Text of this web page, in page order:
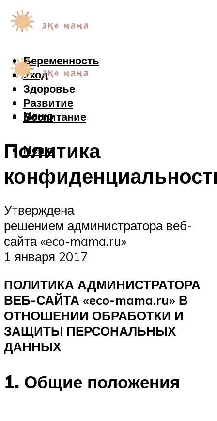
Беременность
Уход
Здоровье
Развитие
Воспитание
Меню
Меню
Политика
Утверждена
решением администратора веб-
сайта «eco-mama.ru»
1 января 2017
ПОЛИТИКА АДМИНИСТРАТОРА
ВЕБ-САЙТА «eco-mama.ru» В
ОТНОШЕНИИ ОБРАБОТКИ И
ЗАЩИТЫ ПЕРСОНАЛЬНЫХ
ДАННЫХ
1. Общие положения